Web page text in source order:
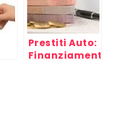
Prestiti Auto:
Finanziamenti